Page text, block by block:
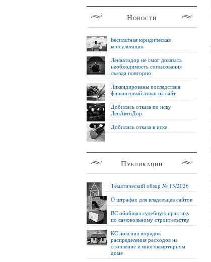
Новости
Бесплатная юридическая
консультация
Ленавтодор не смог доказать
необходимость согласования
съезда повторно
Ликвидированы последствия
фишинговый атаки на сайт
Добились отказа по иску
ЛенАвтоДор
Добились отказа в иске
Публикации
Тематический обзор № 13/2026
О штрафах для владельцев сайтов
ВС обобщил судебную практику
по самовольному строительству
КС пояснил порядок
распределения расходов на
отопление в многоквартирном
доме